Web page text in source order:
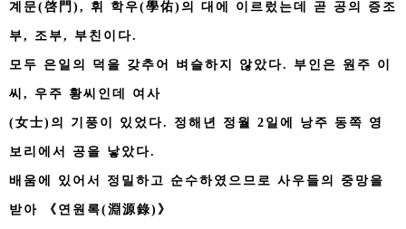
계문(啓門), 휘 학우(學佑)의 대에 이르렀는데 곧 공의 증조
부, 조부, 부친이다.
모두 은일의 덕을 갖추어 벼슬하지 않았다. 부인은 원주 이
씨, 우주 황씨인데 여사
(女士)의 기풍이 있었다. 정해년 정월 2일에 낭주 동쪽 영
보리에서 공을 낳았다.
배움에 있어서 정밀하고 순수하였으므로 사우들의 중망을
받아 《연원록(淵源錄)》